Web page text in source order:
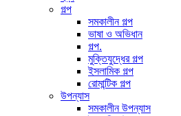
গল্প
সমকালীন গল্প
ভাষা ও অভিধান
গল্প.
মুক্তিযুদ্ধের গল্প
ইসলামিক গল্প
রোমান্টিক গল্প
উপন্যাস
সমকালীন উপন্যাস